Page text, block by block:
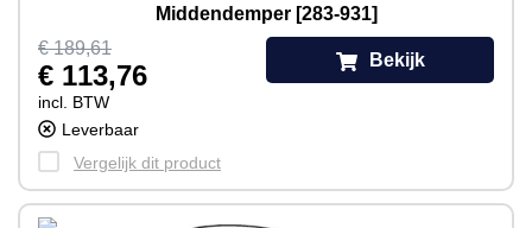
Middendemper [283-931]
€ 189,61
€ 113,76
incl. BTW
Bekijk
Leverbaar
Vergelijk dit product